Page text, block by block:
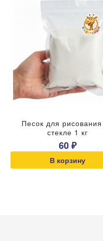
Песок для
стекле 1 кг
60 ₽
В корзину